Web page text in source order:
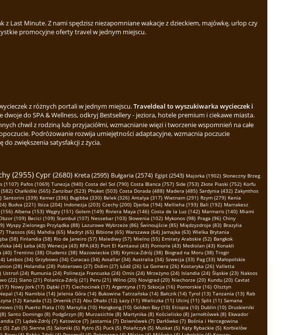
Last Minute. Z nami spędzisz niezapomniane wakacje z dzieckiem, majówkę, urlop czy
promocyjne oferty travel w jednym miejscu.
z różnych portali w jednym miejscu.Traveldeal to wyszukiwarka wycieczek i
do SPA & Wellness, odkryj Bestsellery - jeziora, hotele premium i ciekawe miasta.
chwil z rodziną lub przyjaciółmi, wzmacnianie więzi i tworzenie wspomnień na całe
Podróżowanie rozwija umiejętności adaptacyjne, wzmacnia poczucie
zwiększenia satysfakcji z życia.
(2955) Cypr (2680) Kreta (2595) Bułgaria (2574) Egipt (2543) Majorka (1902) Słoneczny Brzeg
(1107) Pafos (1069) Tunezja (940) Costa del Sol (790) Costa Blanca (757) Side (753) Złote Piaski (752) Korfu
Chalkidiki (565) Zanzibar (523) Phuket (503) Costa Dorada (488) Madera (485) Sardynia (432) Zakynthos
Santorini (339) Kemer (336) Bugibba (330) Belek (326) Antalya (317) Wietnam (291) Rzym (279) Kenia
Budva (221) Ibiza (204) Indonezja (203) Czechy (200) Djerba (194) Mellieha (193) Bali (192) Marrakesz
Albena (153) Węgry (151) Golem (149) Riviera Maya (146) Costa de la Luz (142) Marmaris (140) Miami
(109) Becici (109) Stambuł (107) Nessebar (103) Słowenia (102) Mykonos (98) Praga (96) Chiny
Wyspy Zielonego Przylądka (88) Lazurowe Wybrzeże (86) Świnoujście (85) Międzyzdroje (83) Brazylia
Thassos (66) Mahdia (65) Madryt (65) Bibione (65) Warszawa (64) Jamajka (63) Wielka Brytania
(58) Finlandia (58) Rio de Janeiro (57) Malediwy (57) Mielno (55) Emiraty Arabskie (52) Bangkok
(44) Łeba (43) Wenecja (43) RPA (43) Port El Kantaoui (43) Pomorie (43) Mediolan (43) Konakli
(40) Trentino (38) Oludeniz (38) Mazowieckie (38) Krynica-Zdrój (38) Biograd na Moru (38) Trogir
Lesbos (34) Grzybowo (34) Curacao (34) Avsallar (34) Australia (34) Szwecja (33) Pag (33) Małopolskie
(28) Holandia (28) Pobierowo (27) Didim (27) Łódź (26) La Gomera (26) Kostaryka (26) Valletta
Ustroń (24) Rumunia (24) Polinezja Francuska (24) Omis (24) Mrzeżyno (24) Islandia (24) Śląskie (23) Naksos
(22) Slano (21) Polanica-Zdrój (21) Peru (21) Wilno (20) Novigrad (20) Niechorze (20) Kundu (20) Cavtat
Nowy Jork (17) Dąbki (17) Ciechocinek (17) Argentyna (17) Szkocja (16) Pomorskie (16) Olsztyn
(14) Namibia (14) Jelenia Góra (14) Bukowina Tatrzańska (14) Bałczik (14) Tyrol (13) Tanzania (13) Rab
(12) Kanada (12) Drvenik (12) Abu Dhabi (12) Łazy (11) Wieliczka (11) Ulcinj (11) Split (11) Samana
(10) Puerto Plata (10) Marsylia (10) Hongkong (10) Golden Bay (10) Etiopia (10) Dublin (10) Druskieniki
Santo Domingo (8) Podgórzyn (8) Murzasichle (8) Martynika (8) Kościelisko (8) Jarnołtówek (8) Ekwador
(7) Lądek-Zdrój (7) Katowice (7) Jastarnia (7) Dziwnówek (7) Darłówko (7) Bośnia i Hercegowina
(5) Ząb (5) Sienna (5) Saloniki (5) Rytro (5) Puck (5) Polańczyk (5) Muskat (5) Kąty Rybackie (5) Korbielów